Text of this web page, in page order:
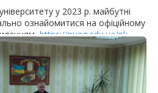
у 2023 р. майбутні
ознайомитися на офіційному
https://nung.edu.ua/pk.